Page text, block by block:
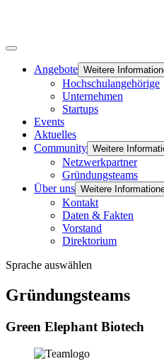
Angebote Weitere
Hochschulangehörige
Unternehmen
Startups
Events
Aktuelles
Community Weitere
Netzwerkpartner
Gründungsteams
Über uns Weitere
Kontakt
Daten & Fakten
Vorstand
Direktorium
Sprache auswählen
Gründungsteams
Green Elephant Biotech